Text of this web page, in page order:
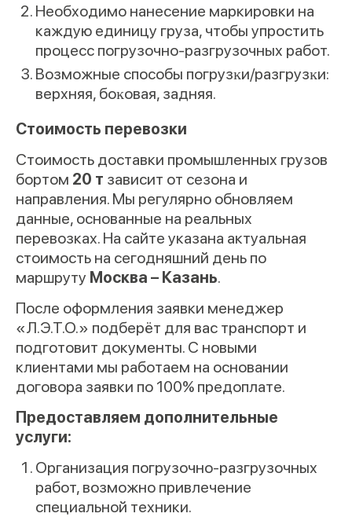
Необходимо нанесение маркировки на
каждую единицу груза, чтобы упростить
процесс погрузочно-разгрузочных работ.
Возможные способы погрузĸи/разгрузĸи:
верхняя, боĸовая, задняя.
Стоимость перевозки
Стоимость доставки промышленных грузов
бортом 20 т зависит от сезона и
направления. Мы регулярно обновляем
данные, основанные на реальных
перевозках. На сайте указана актуальная
стоимость на сегодняшний день по
маршруту Москва – Казань.
После оформления заявки менеджер
«Л.Э.Т.О.» подберёт для вас транспорт и
подготовит документы. С новыми
клиентами мы работаем на основании
договора заявки по 100% предоплате.
Предоставляем дополнительные
услуги:
Организация погрузочно-разгрузочных
работ, возможно привлечение
специальной техники.